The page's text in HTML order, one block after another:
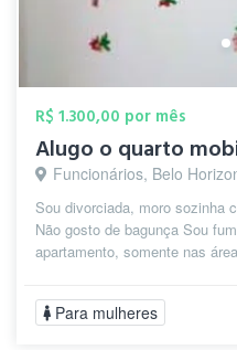
R$ 1.300,00 por mês
Funcionários, Belo
Sou divorciada, moro sozinha
Não gosto de bagunça Sou
apartamento, somente nas
Para mulheres